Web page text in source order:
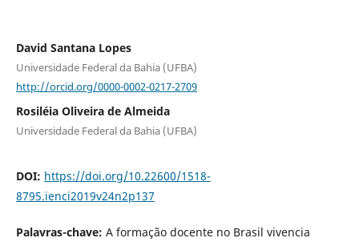
David Santana Lopes
Universidade Federal da Bahia (UFBA)
http://orcid.org/0000-0002-0217-2709
Rosiléia Oliveira de Almeida
Universidade Federal da Bahia (UFBA)
DOI: https://doi.org/10.22600/1518-
8795.ienci2019v24n2p137
Palavras-chave: A formação docente no Brasil vivencia